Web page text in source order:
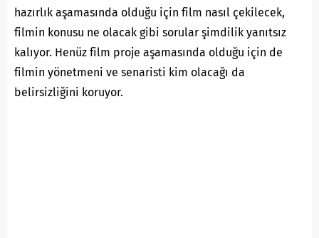
hazırlık aşamasında olduğu için film nasıl çekilecek,
filmin konusu ne olacak gibi sorular şimdilik yanıtsız
kalıyor. Henüz film proje aşamasında olduğu için de
filmin yönetmeni ve senaristi kim olacağı da
belirsizliğini koruyor.